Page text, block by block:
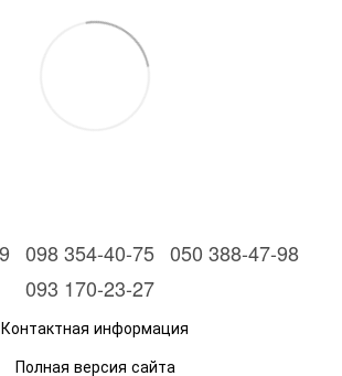
098 354-40-75 050 388-47-98
093 170-23-27
Контактная информация
Полная версия сайта